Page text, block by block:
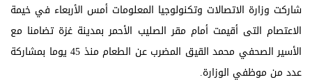
شاركت وزارة الاتصالات وتكنولوجيا المعلومات أمس الأربعاء في خيمة
الاعتصام التى أقيمت أمام مقر الصليب الأحمر بمدينة غزة تضامنا مع
الأسير الصحفي محمد القيق المضرب عن الطعام منذ 45 يوما بمشاركة
عدد من موظفي الوزارة.